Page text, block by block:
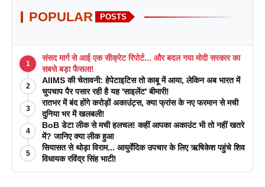
POPULAR POSTS
1
संसद मार्ग से आई एक सीक्रेट रिपोर्ट... और बदल गया मोदी सरकार का
सबसे बड़ा फैसला!
2
AIIMS की चेतावनी: हेपेटाइटिस तो काबू में आया, लेकिन अब भारत में
चुपचाप पैर पसार रही है यह 'साइलेंट' बीमारी!
3
रातभर में बंद होंगे करोड़ों अकाउंट्स, क्या फ्रांस के नए फरमान से मची
दुनिया भर में खलबली!
4
BoB डेटा लीक से मची हलचल! कहीं आपका अकाउंट भी तो नहीं खतरे
में? जानिए क्या लीक हुआ
5
सियासत से थोड़ा विराम... आयुर्वेदिक उपचार के लिए ऋषिकेश पहुंचे शिव
विधायक रविंद्र सिंह भाटी!